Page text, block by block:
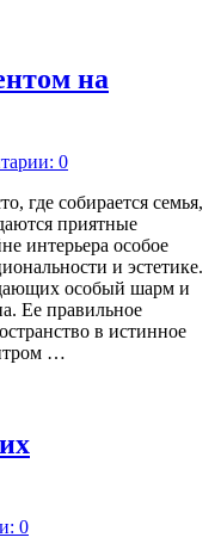
на
0
где собирается семья,
приятные
интерьера особое
и эстетике.
особый шарм и
Ее правильное
в истинное
…
0